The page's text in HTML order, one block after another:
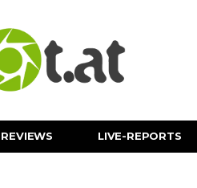
REVIEWS LIVE-REPORTS